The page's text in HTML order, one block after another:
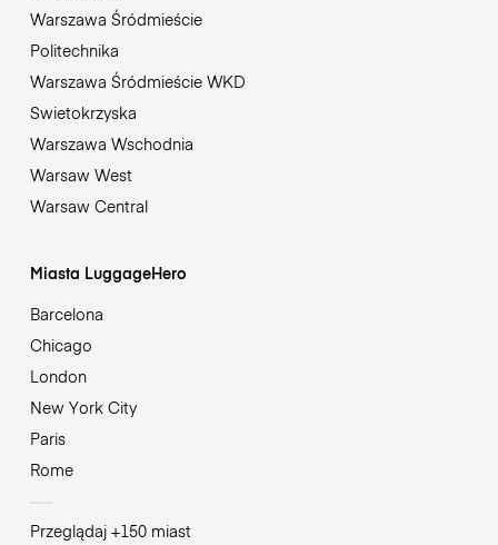
Warszawa Śródmieście
Politechnika
Warszawa Śródmieście WKD
Swietokrzyska
Warszawa Wschodnia
Warsaw West
Warsaw Central
Miasta LuggageHero
Barcelona
Chicago
London
New York City
Paris
Rome
Przeglądaj +150 miast